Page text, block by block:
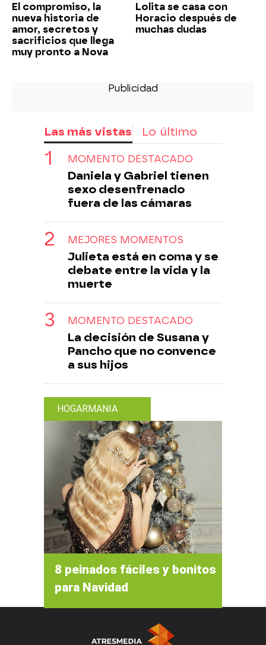
El compromiso, la
nueva historia de
amor, secretos y
sacrificios que llega
muy pronto a Nova
Lolita se casa con
Horacio después de
muchas dudas
Las más vistas Lo último
MOMENTO DESTACADO
Daniela y Gabriel tienen
sexo desenfrenado
fuera de las cámaras
MEJORES MOMENTOS
Julieta está en coma y se
debate entre la vida y la
muerte
MOMENTO DESTACADO
La decisión de Susana y
Pancho que no convence
a sus hijos
HOGARMANIA
8 peinados fáciles y bonitos
para Navidad